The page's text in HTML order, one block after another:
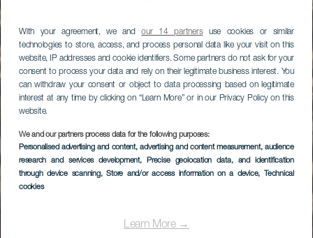
With your agreement, we andour 14 partnersuse cookies or similar
technologies to store, access, and process personal data like your visit on this
website, IP addresses and cookie identifiers. Some partners do not ask for your
consent to process your data and rely on their legitimate business interest. You
can withdraw your consent or object to data processing based on legitimate
interest at any time by clicking on “Learn More” or in our Privacy Policy on this
website.
We and our partners process data for the following purposes:
Personalised advertising and content, advertising and content measurement, audience
research and services development, Precise geolocation data, and identification
through device scanning, Store and/or access information on a device, Technical
cookies
Learn More →